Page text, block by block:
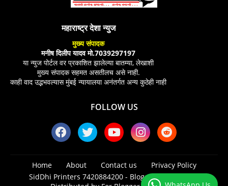
महाराष्ट्र देशा न्युज
मुख्य संपादक
मनीष दिलीप यादव मो.7039297197
या न्युज पोर्टल वर प्रकाशित झालेल्या बातम्या, लेखाशी
मुख्य संपादक सहमत असतीलच असे नाही.
काही वाद उद्भभवल्यास मुंबई न्यायालया अनंतर्गत अन्य कुठेही नाही
FOLLOW US
Home About Contact us
Privacy Policy
SidDhi Printers 7420884200 - Blogger Templates|